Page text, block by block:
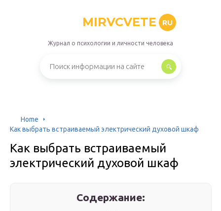
MIRVCVETE RU
Журнал о психологии и личности человека
Home
Как выбрать встраиваемый электрический духовой шкаф
Как выбрать встраиваемый
электрический духовой шкаф
Содержание: